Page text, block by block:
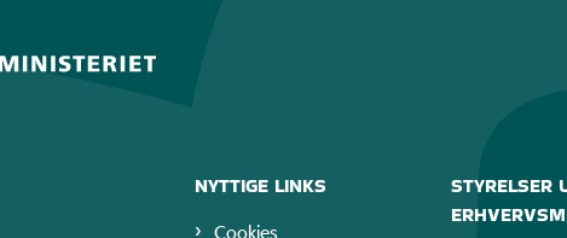
NYTTIGE LINKS
Cookies
STYRELSER